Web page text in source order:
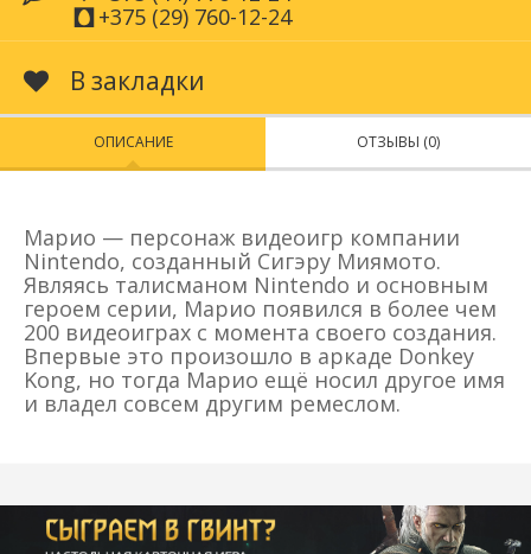
+375 (29) 760-12-24
В закладки
ОПИСАНИЕ ОТЗЫВЫ (0)
Марио — персонаж видеоигр компании
Nintendo, созданный Сигэру Миямото.
Являясь талисманом Nintendo и основным
героем серии, Марио появился в более чем
200 видеоиграх с момента своего создания.
Впервые это произошло в аркаде Donkey
Kong, но тогда Марио ещё носил другое имя
и владел совсем другим ремеслом.